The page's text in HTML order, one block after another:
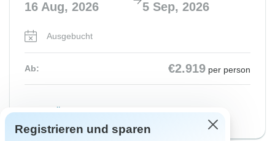
16 Aug, 2026 5 Sep, 2026
Ausgebucht
Ab: €2.919 per person
Ähnliche Reisen für dieses Reisedatum
Registrieren und sparen